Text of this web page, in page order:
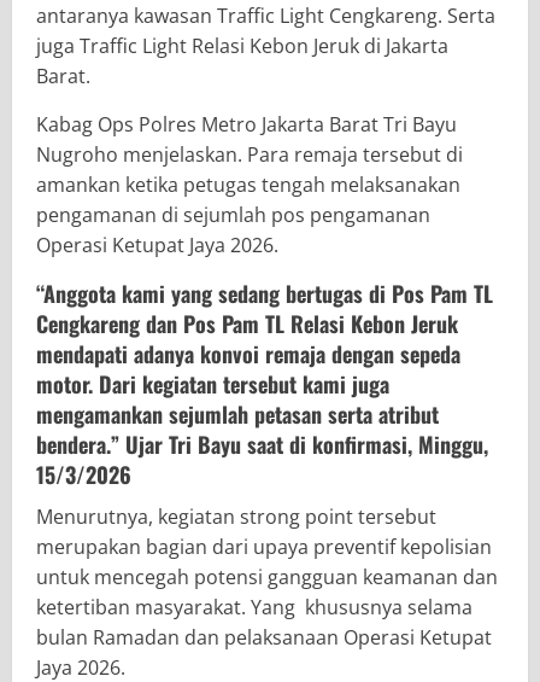
antaranya kawasan Traffic Light Cengkareng. Serta
juga Traffic Light Relasi Kebon Jeruk di Jakarta
Barat.
Kabag Ops Polres Metro Jakarta Barat Tri Bayu
Nugroho menjelaskan. Para remaja tersebut di
amankan ketika petugas tengah melaksanakan
pengamanan di sejumlah pos pengamanan
Operasi Ketupat Jaya 2026.
“Anggota kami yang sedang bertugas di Pos Pam TL
Cengkareng dan Pos Pam TL Relasi Kebon Jeruk
mendapati adanya konvoi remaja dengan sepeda
motor. Dari kegiatan tersebut kami juga
mengamankan sejumlah petasan serta atribut
bendera.” Ujar Tri Bayu saat di konfirmasi, Minggu,
15/3/2026
Menurutnya, kegiatan strong point tersebut
merupakan bagian dari upaya preventif kepolisian
untuk mencegah potensi gangguan keamanan dan
ketertiban masyarakat. Yang khususnya selama
bulan Ramadan dan pelaksanaan Operasi Ketupat
Jaya 2026.